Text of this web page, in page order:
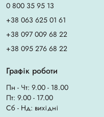
0 800 35 95 13
+38 063 625 01 61
+38 097 009 68 22
+38 095 276 68 22
Графік роботи
Пн - Чт: 9.00 - 18.00
Пт: 9.00 - 17.00
Сб - Нд: вихідні